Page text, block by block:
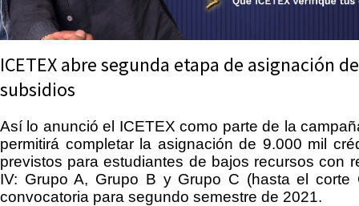
ICETEX abre segunda etapa de asignación
subsidios
Así lo anunció el ICETEX como parte de la
permitirá completar la asignación de 9.000 mil
previstos para estudiantes de bajos recursos con
IV: Grupo A, Grupo B y Grupo C (hasta el corte
convocatoria para segundo semestre de 2021.